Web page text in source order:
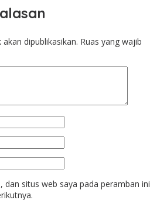
dipublikasikan. Ruas yang wajib
dan situs web saya pada peramban ini